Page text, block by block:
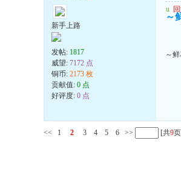
新手上路
发帖: 1817
威望: 7172 点
铜币: 2173 枚
贡献值: 0 点
好评度: 0 点
u
～
～
<< 1 2 3 4 5 6 >> [共9